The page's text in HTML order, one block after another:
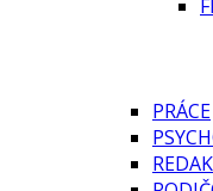
PRÁCE